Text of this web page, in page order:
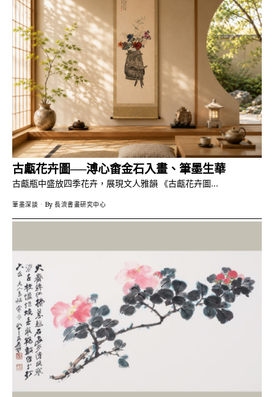
古甗花卉圖──溥心畬金石入畫、筆墨生華
古甗瓶中盛放四季花卉，展現文人雅韻 《古甗花卉圖…
筆墨深談 By 長流書畫研究中心